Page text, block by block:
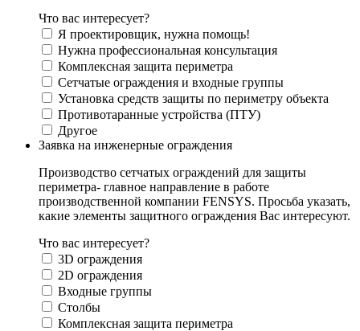
Что вас интересует?
Я проектировщик, нужна помощь!
Нужна профессиональная консультация
Комплексная защита периметра
Сетчатые ограждения и входные группы
Установка средств защиты по периметру объекта
Противотаранные устройства (ПТУ)
Другое
Заявка на инженерные ограждения
Производство сетчатых ограждений для защиты
периметра- главное направление в работе
производственной компании FENSYS. Просьба указать,
какие элементы защитного ограждения Вас интересуют.
Что вас интересует?
3D ограждения
2D ограждения
Входные группы
Столбы
Комплексная защита периметра